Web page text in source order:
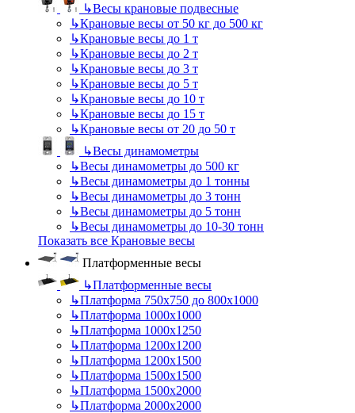
↳Весы крановые подвесные
↳Крановые весы от 50 кг до 500 кг
↳Крановые весы до 1 т
↳Крановые весы до 2 т
↳Крановые весы до 3 т
↳Крановые весы до 5 т
↳Крановые весы до 10 т
↳Крановые весы до 15 т
↳Крановые весы от 20 до 50 т
↳Весы динамометры
↳Весы динамометры до 500 кг
↳Весы динамометры до 1 тонны
↳Весы динамометры до 3 тонн
↳Весы динамометры до 5 тонн
↳Весы динамометры до 10-30 тонн
Показать все Крановые весы
Платформенные весы
↳Платформенные весы
↳Платформа 750х750 до 800х1000
↳Платформа 1000х1000
↳Платформа 1000х1250
↳Платформа 1200х1200
↳Платформа 1200х1500
↳Платформа 1500х1500
↳Платформа 1500х2000
↳Платформа 2000х2000